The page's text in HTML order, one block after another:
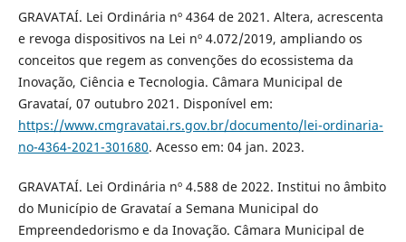
GRAVATAÍ. Lei Ordinária nº 4364 de 2021. Altera, acrescenta
e revoga dispositivos na Lei nº 4.072/2019, ampliando os
conceitos que regem as convenções do ecossistema da
Inovação, Ciência e Tecnologia. Câmara Municipal de
Gravataí, 07 outubro 2021. Disponível em:
https://www.cmgravatai.rs.gov.br/documento/lei-ordinaria-
no-4364-2021-301680. Acesso em: 04 jan. 2023.
GRAVATAÍ. Lei Ordinária nº 4.588 de 2022. Institui no âmbito
do Município de Gravataí a Semana Municipal do
Empreendedorismo e da Inovação. Câmara Municipal de